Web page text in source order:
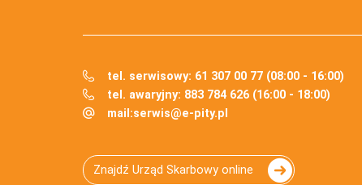
tel. serwisowy: 61 307 00 77 (08:00 - 16:00)
tel. awaryjny: 883 784 626 (16:00 - 18:00)
mail:serwis@e-pity.pl
Znajdź Urząd Skarbowy online